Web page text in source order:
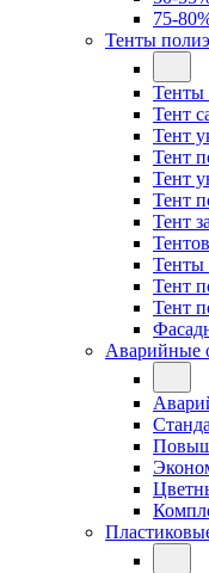
75-
Тенты
Тенты
Тент
Тент
Тент
Тент
Тент
Тент
Тенты
Тент
Тент
Аварийные